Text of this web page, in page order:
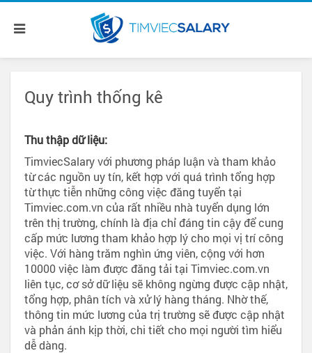
Quy trình thống kê
Thu thập dữ liệu:
TimviecSalary với phương pháp luận và tham khảo
từ các nguồn uy tín, kết hợp với quá trình tổng hợp
từ thực tiễn những công việc đăng tuyển tại
Timviec.com.vn của rất nhiều nhà tuyển dụng lớn
trên thị trường, chính là địa chỉ đáng tin cậy để cung
cấp mức lương tham khảo hợp lý cho mọi vị trí công
việc. Với hàng trăm nghìn ứng viên, cộng với hơn
10000 việc làm được đăng tải tại Timviec.com.vn
liên tục, cơ sở dữ liệu sẽ không ngừng được cập nhật,
tổng hợp, phân tích và xử lý hàng tháng. Nhờ thế,
thông tin mức lương của trị trường sẽ được cập nhật
và phản ánh kịp thời, chi tiết cho mọi người tìm hiểu
dễ dàng.